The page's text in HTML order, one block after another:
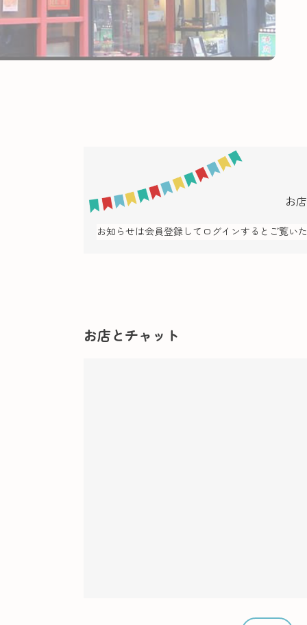
お
お知らせは会員登録してログインするとご覧い
お店とチャット